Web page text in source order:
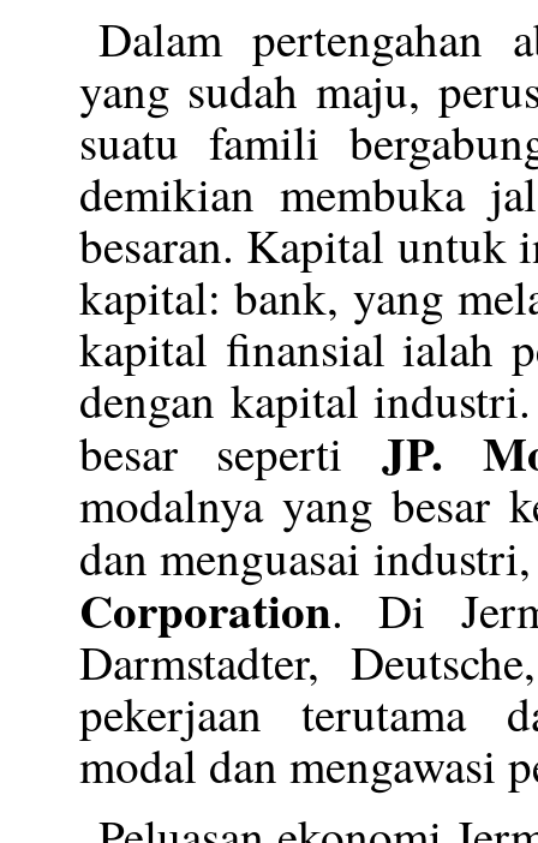
Dalam pertengahan
yang sudah maju,
suatu famili
demikian membuka
besaran. Kapital untuk
kapital: bank, yang
kapital finansial ialah
dengan kapital
besar sepertiJP.
modalnya yang besar
dan menguasai
Corporation. Di
Darmstadter,
pekerjaan terutama
modal dan mengawasi